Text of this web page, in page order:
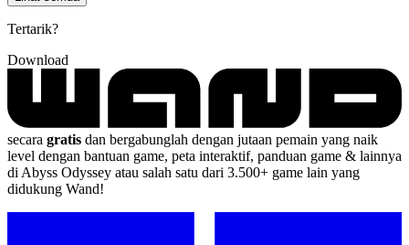
Tertarik?
Download
secara gratis dan bergabunglah dengan jutaan pemain yang naik
level dengan bantuan game, peta interaktif, panduan game & lainnya
di Abyss Odyssey atau salah satu dari 3.500+ game lain yang
didukung Wand!